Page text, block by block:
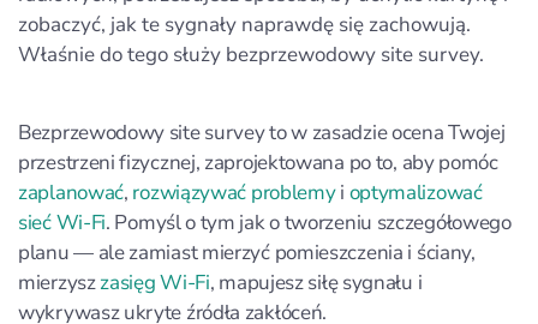
zobaczyć, jak te sygnały naprawdę się zachowują.
Właśnie do tego służy bezprzewodowy site survey.
Bezprzewodowy site survey to w zasadzie ocena Twojej
przestrzeni fizycznej, zaprojektowana po to, aby pomóc
zaplanować, rozwiązywać problemyi optymalizować
sieć Wi‑Fi. Pomyśl o tym jak o tworzeniu szczegółowego
planu — ale zamiast mierzyć pomieszczenia i ściany,
mierzyszzasięg Wi‑Fi, mapujesz siłę sygnału i
wykrywasz ukryte źródła zakłóceń.